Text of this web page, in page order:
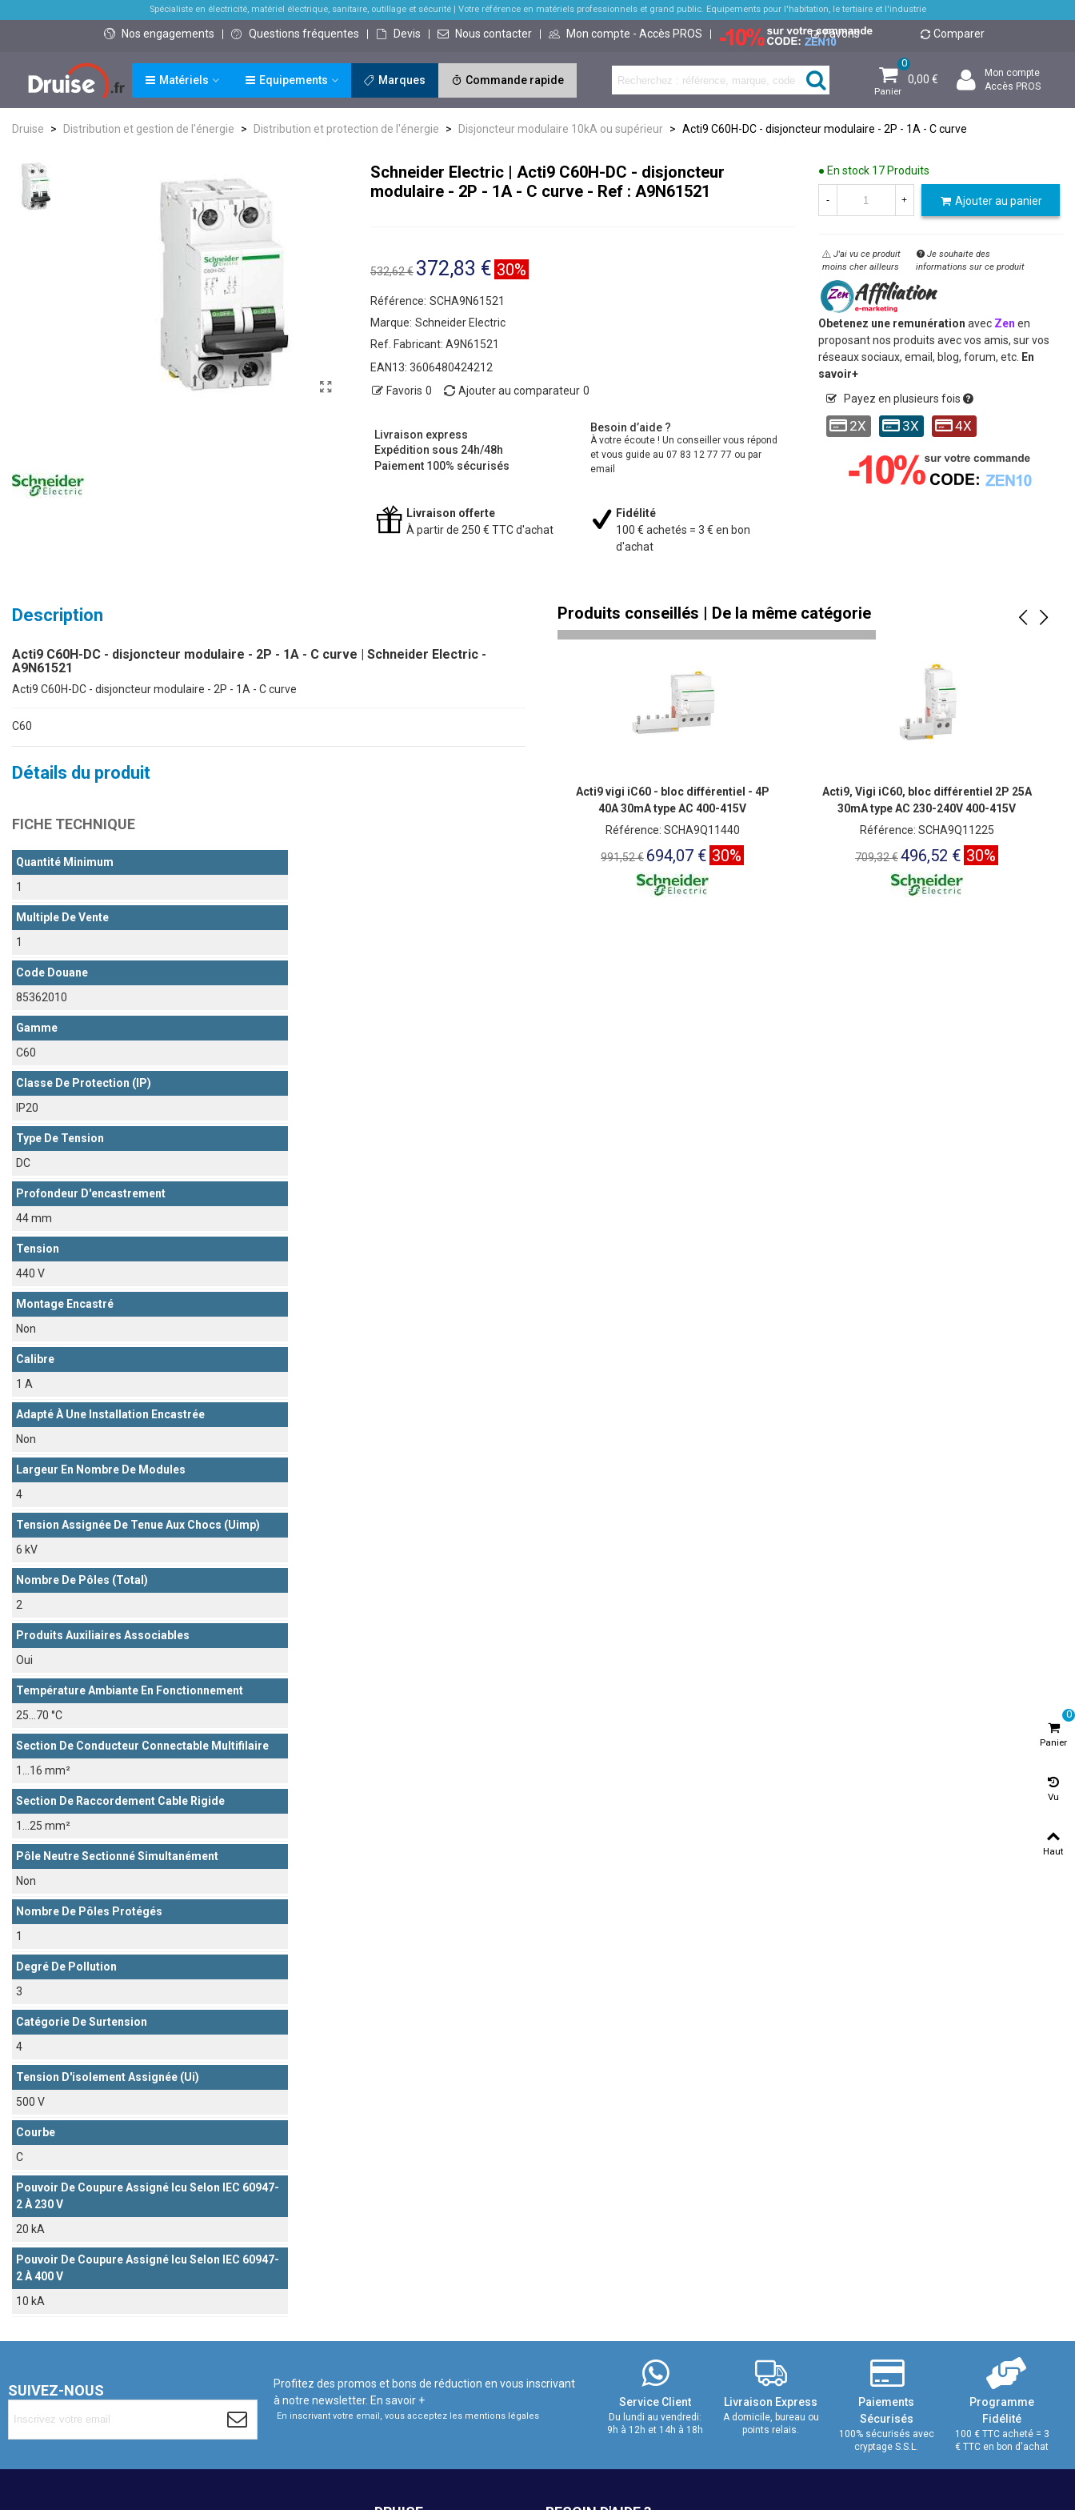
Spécialiste en électricité, matériel électrique, sanitaire, outillage et sécurité| Votre référence en matériels professionnels et grand public. Equipements pour l'habitation, le tertiaire et l'industrie
Nos engagements Questions fréquentes Devis Nous contacter Mon compte - Accès PROS Favoris Comparer
Matériels Equipements Marques Commande rapide
Panier
0
0,00 €
Mon compte
Accès PROS
Druise > Distribution et gestion de l'énergie > Distribution et protection de l'énergie > Disjoncteur modulaire 10kA ou supérieur > Acti9 C60H-DC - disjoncteur modulaire - 2P - 1A - C curve
Schneider Electric | Acti9 C60H-DC - disjoncteur
modulaire - 2P - 1A - C curve - Ref : A9N61521
532,62 € 372,83 € 30%
Référence: SCHA9N61521
Marque: Schneider Electric
Ref. Fabricant: A9N61521
EAN13: 3606480424212
Favoris 0 Ajouter au comparateur 0
Livraison express
Expédition sous 24h/48h
Paiement 100% sécurisés
Besoin d’aide ?
À votre écoute ! Un conseiller vous répond
et vous guide au 07 83 12 77 77 ou par
email
Livraison offerte
À partir de 250 € TTC d'achat
Fidélité
100 € achetés = 3 € en bon
d'achat
● En stock 17 Produits
- + Ajouter au panier
J'ai vu ce produit
moins cher ailleurs
Je souhaite des
informations sur ce produit
Obetenez une remunération avec Zen en
proposant nos produits avec vos amis, sur vos
réseaux sociaux, email, blog, forum, etc. En
savoir+
Payez en plusieurs fois
2X 3X 4X
Description
Acti9 C60H-DC - disjoncteur modulaire - 2P - 1A - C curve | Schneider Electric -
A9N61521
Acti9 C60H-DC - disjoncteur modulaire - 2P - 1A - C curve
C60
Détails du produit
FICHE TECHNIQUE
Quantité Minimum
1
Multiple De Vente
1
Code Douane
85362010
Gamme
C60
Classe De Protection (IP)
IP20
Type De Tension
DC
Profondeur D'encastrement
44 mm
Tension
440 V
Montage Encastré
Non
Calibre
1 A
Adapté À Une Installation Encastrée
Non
Largeur En Nombre De Modules
4
Tension Assignée De Tenue Aux Chocs (Uimp)
6 kV
Nombre De Pôles (total)
2
Produits Auxiliaires Associables
Oui
Température Ambiante En Fonctionnement
25...70 °C
Section De Conducteur Connectable Multifilaire
1...16 mm²
Section De Raccordement Cable Rigide
1...25 mm²
Pôle Neutre Sectionné Simultanément
Non
Nombre De Pôles Protégés
1
Degré De Pollution
3
Catégorie De Surtension
4
Tension D'isolement Assignée (Ui)
500 V
Courbe
C
Pouvoir De Coupure Assigné Icu Selon IEC 60947-
2 À 230 V
20 kA
Pouvoir De Coupure Assigné Icu Selon IEC 60947-
2 À 400 V
10 kA
Produits conseillés | De la même catégorie
Acti9 vigi iC60 - bloc différentiel - 4P
40A 30mA type AC 400-415V
Référence: SCHA9Q11440
991,52 € 694,07 € 30%
Acti9, Vigi iC60, bloc différentiel 2P 25A
30mA type AC 230-240V 400-415V
Référence: SCHA9Q11225
709,32 €496,52 € 30%
SUIVEZ-NOUS
Profitez des promos et bons de réduction en vous inscrivant
à notre newsletter.En savoir +
En inscrivant votre email, vous acceptez les mentions légales
Service Client
Du lundi au vendredi:
9h à 12h et 14h à 18h
Livraison Express
A domicile, bureau ou
points relais.
Paiements
Sécurisés
100% sécurisés avec
cryptage S.S.L.
Programme
Fidélité
100 € TTC acheté = 3
€ TTC en bon d'achat
Panier
0
Vu
Haut